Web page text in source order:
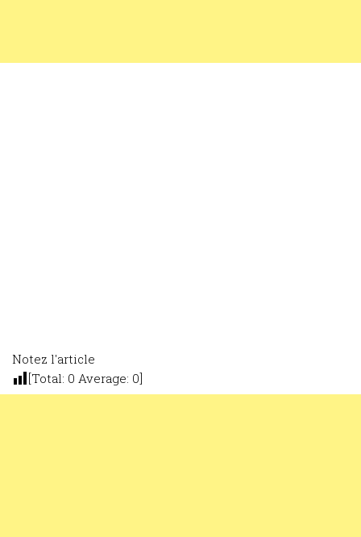
Notez l'article
[Total: 0 Average: 0]